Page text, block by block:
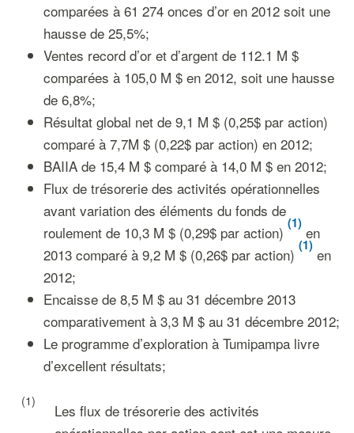
comparées à 61 274 onces d’or en 2012 soit une
hausse de 25,5%;
Ventes record d’or et d’argent de 112.1 M $
comparées à 105,0 M $ en 2012, soit une hausse
de 6,8%;
Résultat global net de 9,1 M $ (0,25$ par action)
comparé à 7,7M $ (0,22$ par action) en 2012;
BAIIA de 15,4 M $ comparé à 14,0 M $ en 2012;
Flux de trésorerie des activités opérationnelles
avant variation des éléments du fonds de
roulement de 10,3 M $ (0,29$ par action) (1) en
2013 comparé à 9,2 M $ (0,26$ par action) (1) en
2012;
Encaisse de 8,5 M $ au 31 décembre 2013
comparativement à 3,3 M $ au 31 décembre 2012;
Le programme d’exploration à Tumipampa livre
d’excellent résultats;
(1)
Les flux de trésorerie des activités